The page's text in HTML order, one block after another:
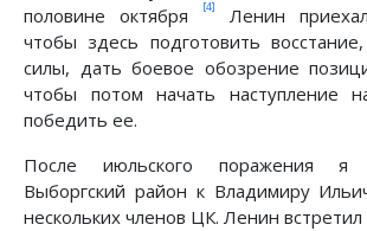
половине октября
[4]
Ленин
чтобы здесь подготовить
силы, дать боевое обозрение
чтобы потом начать наступление
победить ее.
После июльского поражения я
Выборгский район к Владимиру
нескольких членов ЦК. Ленин